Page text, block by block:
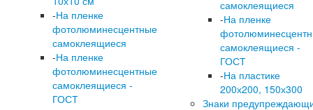
-На пленке
фотолюминесцентные
самоклеящиеся
-На пленке
фотолюминесцентные
самоклеящиеся -
ГОСТ
самоклеящиеся
-На пленке
самоклеящиеся -
ГОСТ
-На пластике
200х200, 150х300
Знаки